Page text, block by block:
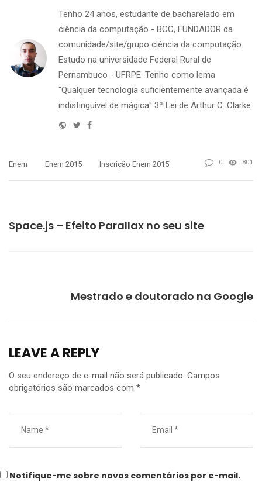
Tenho 24 anos, estudante de bacharelado em
ciência da computação - BCC, FUNDADOR da
comunidade/site/grupo ciência da computação.
Estudo na universidade Federal Rural de
Pernambuco - UFRPE. Tenho como lema
"Qualquer tecnologia suficientemente avançada é
indistinguível de mágica" 3ª Lei de Arthur C. Clarke.
WebsiteTwitter
Facebook
Enem Enem 2015 Inscrição Enem 2015 0 801
Space.js – Efeito Parallax no seu site
Mestrado e doutorado na Google
LEAVE A REPLY
O seu endereço de e-mail não será publicado. Campos
obrigatórios são marcados com *
Notifique-me sobre novos comentários por e-mail.